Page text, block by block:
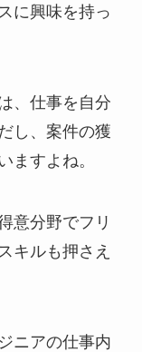
に興味を持っ
、仕事を自分
し、案件の獲
ますよね。
意分野でフリ
キルも押さえ
ニアの仕事内